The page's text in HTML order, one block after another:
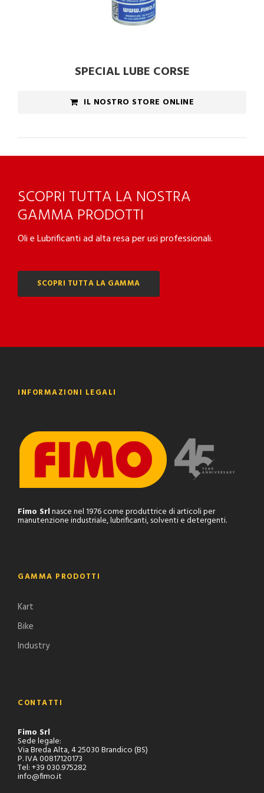
SPECIAL LUBE CORSE
IL NOSTRO STORE ONLINE
SCOPRI TUTTA LA NOSTRA
GAMMA PRODOTTI
Oli e Lubrificanti ad alta resa per usi professionali.
SCOPRI TUTTA LA GAMMA
INFORMAZIONI LEGALI
Fimo Srlnasce nel 1976 come produttrice di articoli per
manutenzione industriale, lubrificanti, solventi e detergenti.
GAMMA PRODOTTI
Kart
Bike
Industry
CONTATTI
Fimo Srl
Sede legale:
Via Breda Alta, 4 25030 Brandico (BS)
P. IVA 00817120173
Tel: +39 030.975282
info@fimo.it